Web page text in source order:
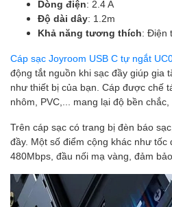
Dòng điện: 2.4 A
Độ dài dây: 1.2m
Khả năng tương thích: Điện
Cáp sạc Joyroom USB C tự ngắt
động tắt nguồn khi sạc đầy giúp gia
như thiết bị của bạn. Cáp được chế
nhôm, PVC,... mang lại độ bền
Trên cáp sạc có trang bị đèn báo
đầy. Một số điểm cộng khác như
480Mbps, đầu nối mạ vàng, đảm